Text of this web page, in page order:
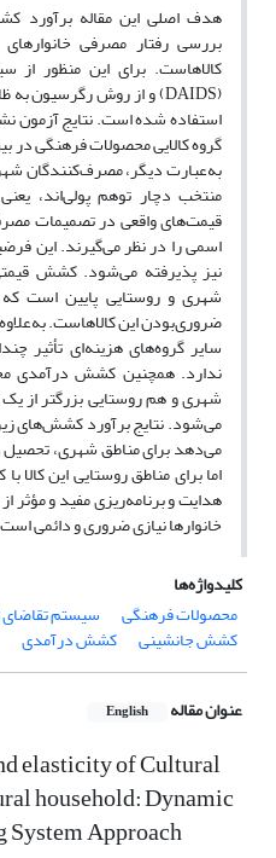
هدف اصلی این مقاله برآورد
بررسی رفتار مصرفی
کالاهاست. برای این منظور از
استفاده شده است. نتایج آزمون
گروه کالایی محصولات فرهنگی در
به‌عبارت دیگر، مصرف‌کنندگان
منتخب دچار توهم پولی‌اند،
قیمت‌های واقعی در تصمیمات
اسمی را در نظر می‌گیرند. این
نیز پذیرفته می‌شود. کشش
شهری و روستایی پایین است که
ضروری‌بودن این کالاهاست.
سایر گروه‌های هزینه‌ای تأثیر
ندارد. همچنین کشش درآمدی
شهری و هم روستایی بزرگتر از
می‌شود. نتایج برآورد کشش‌های
می‌دهد برای مناطق شهری،
اما برای مناطق روستایی این
هدایت و برنامه‌ریزی مفید و
خانوار‌ها نیازی ضروری و دائمی
کلیدواژه‌ها
محصولات فرهنگی
سیستم تقاضای
کشش جانشینی کشش درآمدی
عنوان مقاله English
elasticity of Cultural
household: Dynamic
Approach